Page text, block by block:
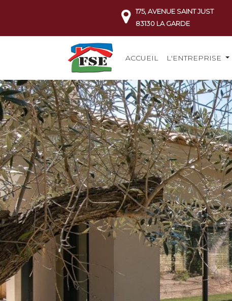
175, AVENUE SAINT JUST
83130 LA GARDE
ACCUEIL L'ENTREPRISE